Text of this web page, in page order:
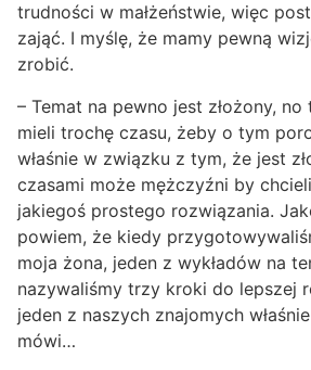
trudności w małżeństwie, więc
zająć. I myślę, że mamy pewną
zrobić.
– Temat na pewno jest złożony,
mieli trochę czasu, żeby o tym
właśnie w związku z tym, że jest
czasami może mężczyźni by
jakiegoś prostego rozwiązania.
powiem, że kiedy
moja żona, jeden z wykładów na
nazywaliśmy trzy kroki do lepszej
jeden z naszych znajomych
mówi…